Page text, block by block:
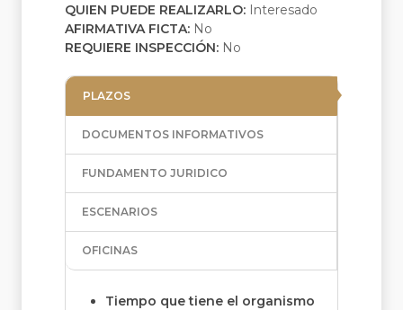
QUIEN PUEDE REALIZARLO: Interesado
AFIRMATIVA FICTA: No
REQUIERE INSPECCIÓN: No
PLAZOS
DOCUMENTOS INFORMATIVOS
FUNDAMENTO JURIDICO
ESCENARIOS
OFICINAS
Tiempo que tiene el organismo